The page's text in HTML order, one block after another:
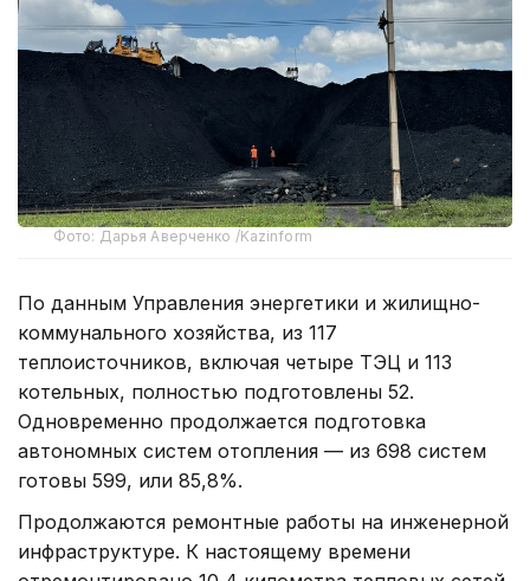
Фото: Дарья Аверченко /Kazinform
По данным Управления энергетики и жилищно-
коммунального хозяйства, из 117
теплоисточников, включая четыре ТЭЦ и 113
котельных, полностью подготовлены 52.
Одновременно продолжается подготовка
автономных систем отопления — из 698 систем
готовы 599, или 85,8%.
Продолжаются ремонтные работы на инженерной
инфраструктуре. К настоящему времени